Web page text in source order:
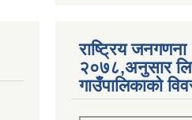
राष्ट्रिय जनगणना
२०७८,अनुसार
गाउँपालिकाको